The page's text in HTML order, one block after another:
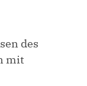
des
mit